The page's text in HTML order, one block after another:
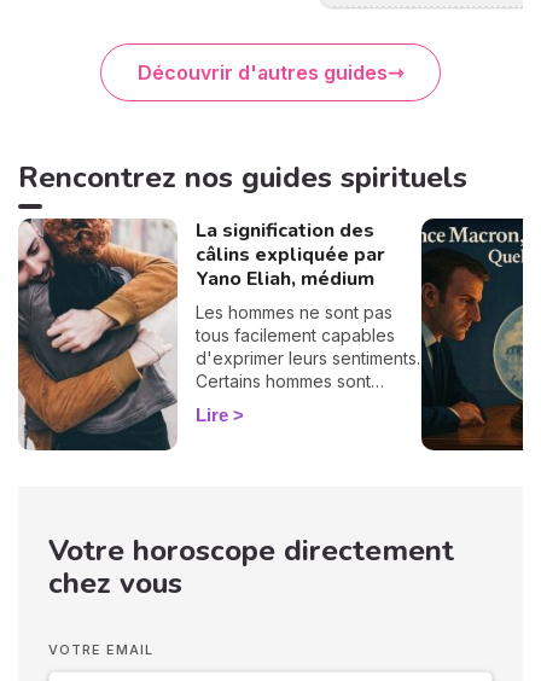
Découvrir d'autres guides
Rencontrez nos guides spirituels
La signification des
câlins expliquée par
Yano Eliah, médium
Les hommes ne sont pas
tous facilement capables
d'exprimer leurs sentiments.
Certains hommes sont
habitués à contrôler leurs
sentiments, par conséquent
langage corporel, vous
pouvez déchiffrer ses
Lire
Votre horoscope directement
chez vous
VOTRE EMAIL